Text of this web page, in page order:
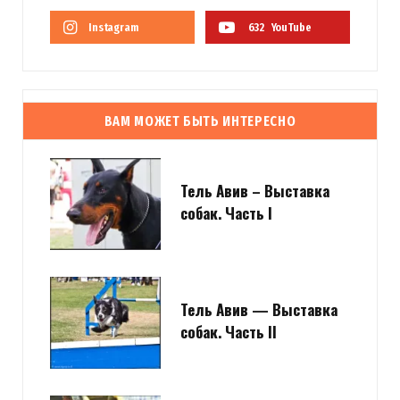
Instagram 632 YouTube
ВАМ МОЖЕТ БЫТЬ ИНТЕРЕСНО
Тель Авив – Выставка
собак. Часть I
Тель Авив — Выставка
собак. Часть II